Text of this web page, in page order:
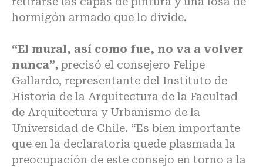
hormigón armado que lo divide.
“El mural, así como fue, no va a volver
nunca”, precisó el consejero Felipe
Gallardo, representante del Instituto de
Historia de la Arquitectura de la Facultad
de Arquitectura y Urbanismo de la
Universidad de Chile. “Es bien importante
que en la declaratoria quede plasmada la
preocupación de este consejo en torno a la